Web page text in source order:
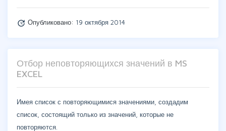
update Опубликовано: 19 октября 2014
Отбор неповторяющихся значений в MS
EXCEL
Имея список с повторяющимися значениями, создадим
список, состоящий только из значений, которые не
повторяются.